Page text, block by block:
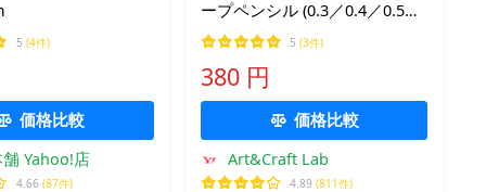
5 (4件)
価格比較
Yahoo!店
4.66 (87件)
ープペンシル (0.3／0.4／0.5／
0.7／0.9) XPG513〜519 (ネコポ
ス可)
5 (3件)
380 円
価格比較
Art&Craft Lab
4.89 (811件)